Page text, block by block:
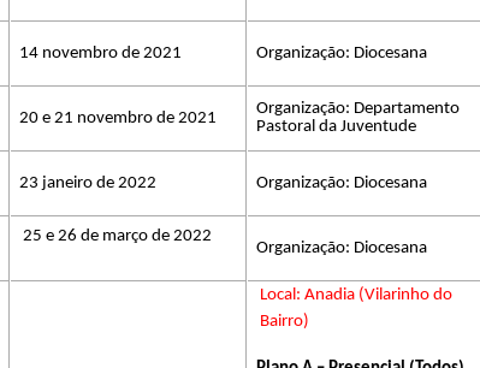
14 novembro de 2021 Organização: Diocesana
20 e 21 novembro de 2021
Organização: Departamento
Pastoral da Juventude
23 janeiro de 2022 Organização: Diocesana
25 e 26 de março de 2022
Organização: Diocesana
Local: Anadia (Vilarinho do
Bairro)